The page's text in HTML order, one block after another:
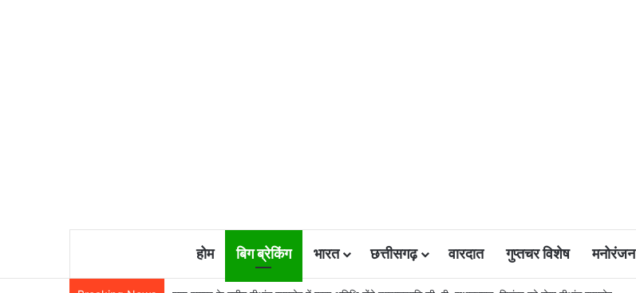
होम बिग ब्रेकिंग भारत छत्तीसगढ़ वारदात गुप्तचर विशेष मनोरंजन